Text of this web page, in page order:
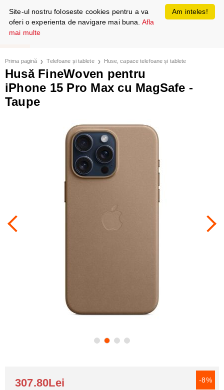
Prima pagină Telefoane și tablete Huse, capace telefoane și tablete
Husă FineWoven pentru
iPhone 15 Pro Max cu MagSafe -
Taupe
-8%
307.80Lei
Am inteles!
Site-ul nostru foloseste cookies pentru a va
oferi o experienta de navigare mai buna. Afla
mai multe